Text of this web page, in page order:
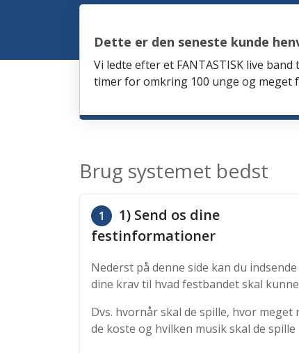
Dette er den seneste kunde
Vi ledte efter et FANTASTISK live
timer for omkring 100 unge og meget
Brug systemet bedst
1
1) Send os dine
festinformationer
Nederst på denne side kan du indsende
dine krav til hvad festbandet skal kunne
Dvs. hvornår skal de spille, hvor meget
de koste og hvilken musik skal de spille